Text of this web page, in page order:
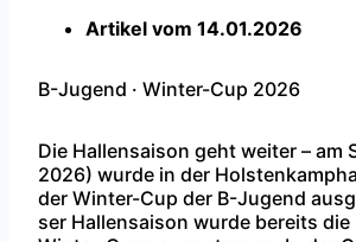
Artikel vom 14.01.2026
B-Jugend · Winter-Cup 2026
Die Hallensaison geht weiter – am
2026) wurde in der
der Winter-Cup der B-Jugend
ser Hallensaison wurde bereits die